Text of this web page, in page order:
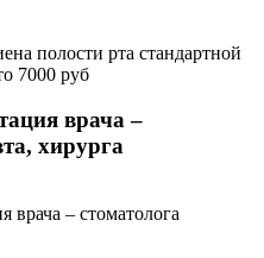
врача –
хирурга